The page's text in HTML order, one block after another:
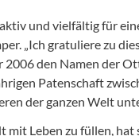
aktiv und vielfältig für
„Ich gratuliere zu
den Namen der
Patenschaft
der ganzen Welt
Leben zu füllen,